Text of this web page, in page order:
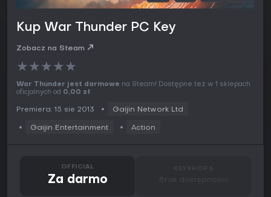
Kup War Thunder PC Key
Zobacz na Steam
★★★★★
War Thunder jest darmowe na Steam! Dostępne też w 1 sklepach
oficjalnych od 0,00 zł.
Premiera: 15 sie 2013 Gaijin Network Ltd
Gaijin Entertainment Action
OFFICIAL
Za darmo Brak dostępności